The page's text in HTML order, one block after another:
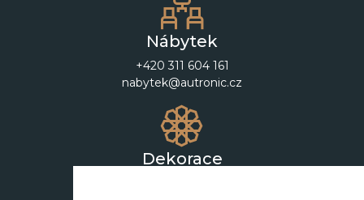
Nábytek
+420 311 604 161
nabytek@autronic.cz
Dekorace